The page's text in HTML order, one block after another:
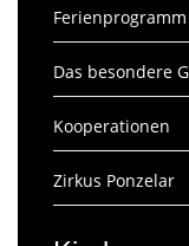
Ferienprogramm
Das besondere
Kooperationen
Zirkus Ponzelar